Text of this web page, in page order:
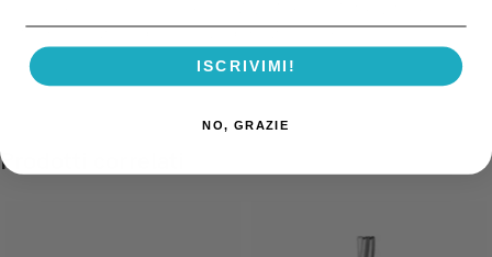
001003) confezione da anello verde 5 pz. Meisinger
Prodotti correlati
ISCRIVIMI!
NO, GRAZIE